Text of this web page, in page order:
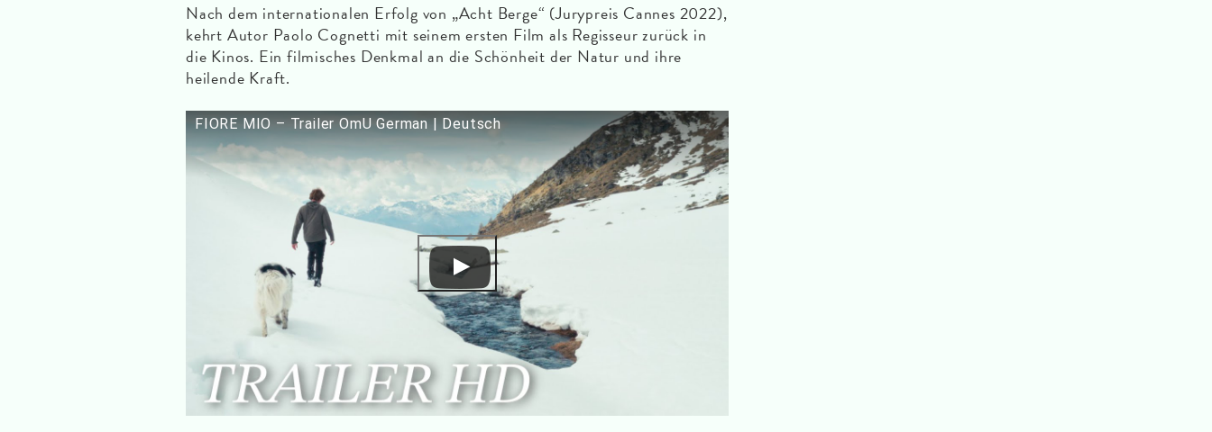
Nach dem internationalen Erfolg von „Acht Berge“ (Jurypreis Cannes 2022),
kehrt Autor Paolo Cognetti mit seinem ersten Film als Regisseur zurück in
die Kinos. Ein filmisches Denkmal an die Schönheit der Natur und ihre
heilende Kraft.
FIORE MIO – Trailer OmU German | Deutsch